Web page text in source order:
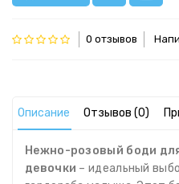
0 отзывов
Описание Отзывов (0)
Нежно-розовый боди
девочки – идеальный